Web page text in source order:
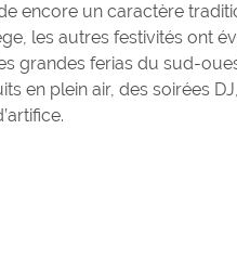
encore un caractère
les autres festivités ont
grandes ferias du sud-
en plein air, des soirées